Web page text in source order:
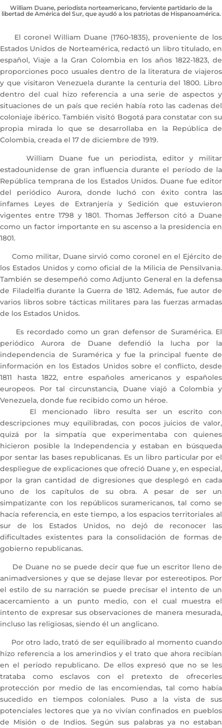
William Duane, periodista norteamericano, ferviente partidario de la
libertad de América del Sur, que ayudó a los patriotas de Hispanoamérica.
El coronel William Duane (1760-1835), proveniente de los
Estados Unidos de Norteamérica, redactó un libro titulado, en
español, Viaje a la Gran Colombia en los años 1822-1823, de
proporciones poco usuales dentro de la literatura de viajeros
y que visitaron Venezuela durante la centuria del 1800. Libro
dentro del cual hizo referencia a una serie de aspectos y
situaciones de un país que recién había roto las cadenas del
coloniaje ibérico. También visitó Bogotá para constatar con su
propia mirada lo que se desarrollaba en la República de
Colombia, creada el 17 de diciembre de 1919.
William Duane fue un periodista, editor y militar
estadounidense de gran influencia durante el período de la
República temprana de los Estados Unidos. Duane fue editor
del periódico Aurora, donde luchó con éxito contra las
infames Leyes de Extranjería y Sedición que estuvieron
vigentes entre 1798 y 1801. Thomas Jefferson citó a Duane
como un factor importante en su ascenso a la presidencia en
1801.
Como militar, Duane sirvió como coronel en el Ejército de
los Estados Unidos y como oficial de la Milicia de Pensilvania.
También se desempeñó como Adjunto General en la defensa
de Filadelfia durante la Guerra de 1812. Además, fue autor de
varios libros sobre tácticas militares para las fuerzas armadas
de los Estados Unidos.
Es recordado como un gran defensor de Suramérica. El
periódico Aurora de Duane defendió la lucha por la
independencia de Suramérica y fue la principal fuente de
información en los Estados Unidos sobre el conflicto, desde
1811 hasta 1822, entre españoles americanos y españoles
europeos. Por tal circunstancia, Duane viajó a Colombia y
Venezuela, donde fue recibido como un héroe.
El mencionado libro resulta ser un escrito con
descripciones muy equilibradas, con pocos juicios de valor,
quizá por la simpatía que experimentaba con quienes
hicieron posible la Independencia y estaban en búsqueda
por sentar las bases republicanas. Es un libro particular por el
despliegue de explicaciones que ofreció Duane y, en especial,
por la gran cantidad de digresiones que desplegó en cada
uno de los capítulos de su obra. A pesar de ser un
simpatizante con los repúblicos suramericanos, tal como se
hacía referencia, en este tiempo, a los espacios territoriales al
sur de los Estados Unidos, no dejó de reconocer las
dificultades existentes para la consolidación de formas de
gobierno republicanas.
De Duane no se puede decir que fue un escritor lleno de
animadversiones y que se dejase llevar por estereotipos. Por
el estilo de su narración se puede precisar el intento de un
acercamiento a un punto medio, con el cual muestra el
intento de expresar sus observaciones de manera mesurada,
incluso las religiosas, siendo él un anglicano.
Por otro lado, trató de ser equilibrado al momento cuando
hizo referencia a los amerindios y el trato que ahora recibían
en el período republicano. De ellos expresó que no se les
trataba como esclavos con el pretexto de ofrecerles
protección por medio de las encomiendas, tal como había
sucedido en tiempos coloniales. Puso a la vista de sus
potenciales lectores que ya no vivían confinados en pueblos
de Misión o de Indios. Según sus palabras ya no estaban